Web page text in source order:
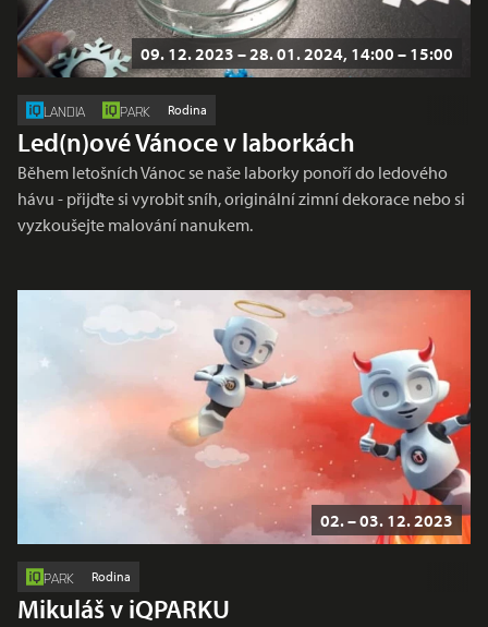
09. 12. 2023 – 28. 01. 2024, 14:00 – 15:00
LANDIA PARK Rodina
Led(n)ové Vánoce v laborkách
Během letošních Vánoc se naše laborky ponoří do ledového
hávu - přijďte si vyrobit sníh, originální zimní dekorace nebo si
vyzkoušejte malování nanukem.
02. – 03. 12. 2023
PARK Rodina
Mikuláš v iQPARKU